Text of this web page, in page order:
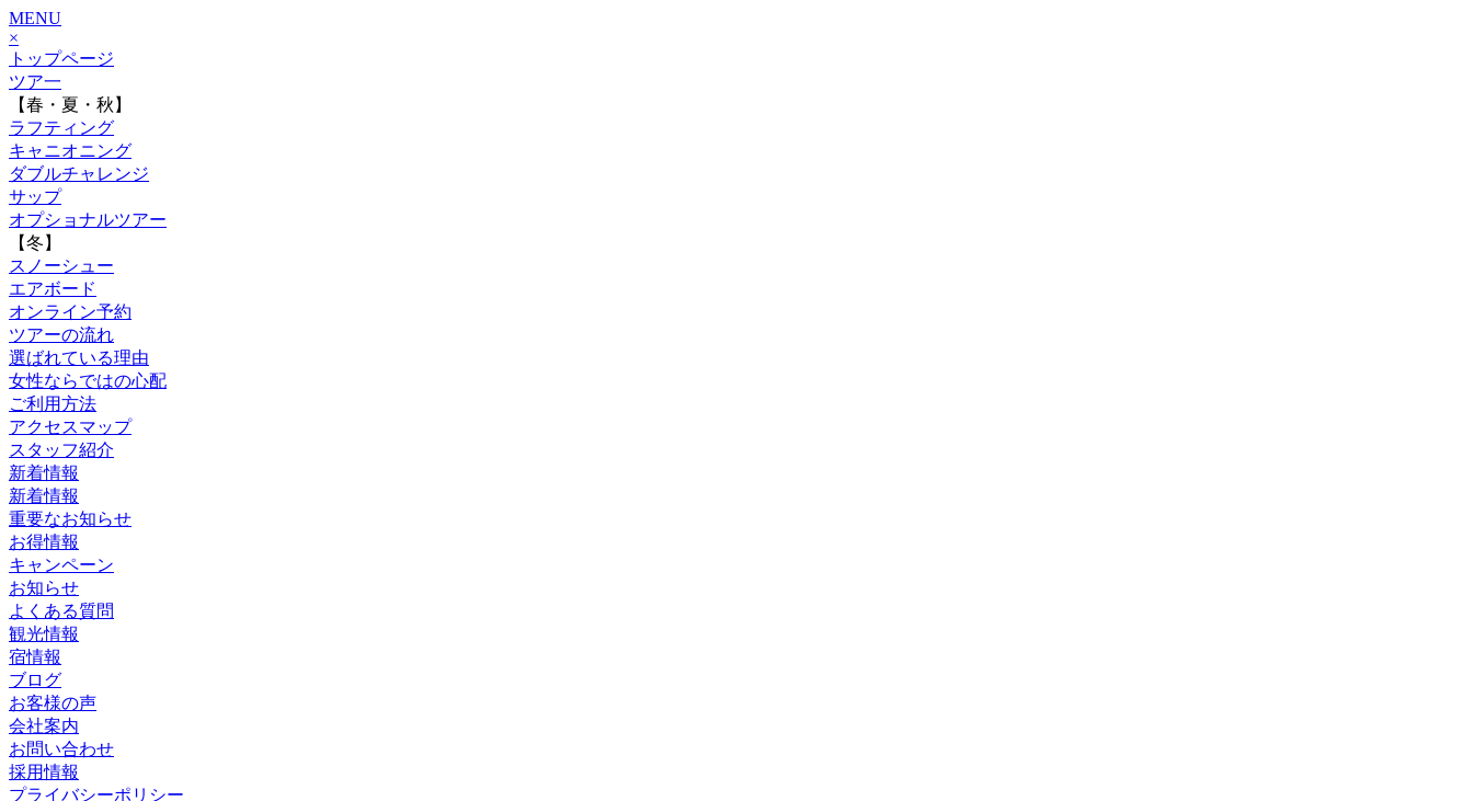
MENU
×
トップページ
ツア一
【春・夏・秋】
ラフティング
キャニオニング
ダブルチャレンジ
サップ
オプショナルツアー
【冬】
スノーシュー
エアボード
オンライン予約
ツアーの流れ
選ばれている理由
女性ならではの心配
ご利用方法
アクセスマップ
スタッフ紹介
新着情報
新着情報
重要なお知らせ
お得情報
キャンペーン
お知らせ
よくある質問
観光情報
宿情報
ブログ
お客様の声
会社案内
お問い合わせ
採用情報
プライバシーポリシー